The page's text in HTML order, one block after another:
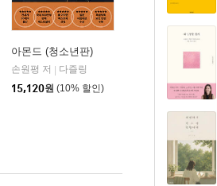
아몬드 (청소년판)
손원평 저
다즐링
15,120원 (10% 할인)